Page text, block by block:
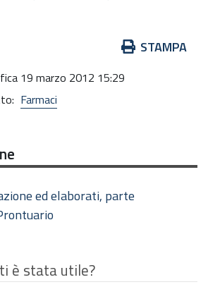
STAMPA
19 marzo 2012 15:29
Farmaci
ed elaborati, parte
è stata utile?